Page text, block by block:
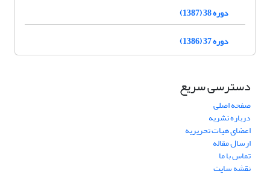
دوره 38 (1387)
دوره 37 (1386)
دسترسی سریع
صفحه اصلی
درباره نشریه
اعضای هیات تحریریه
ارسال مقاله
تماس با ما
نقشه سایت